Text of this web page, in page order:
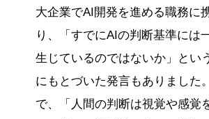
大企業でAI開発を進める職務に
り、「すでにAIの判断基準には
生じているのではないか」とい
にもとづいた発言もありました
で、「人間の判断は視覚や感覚